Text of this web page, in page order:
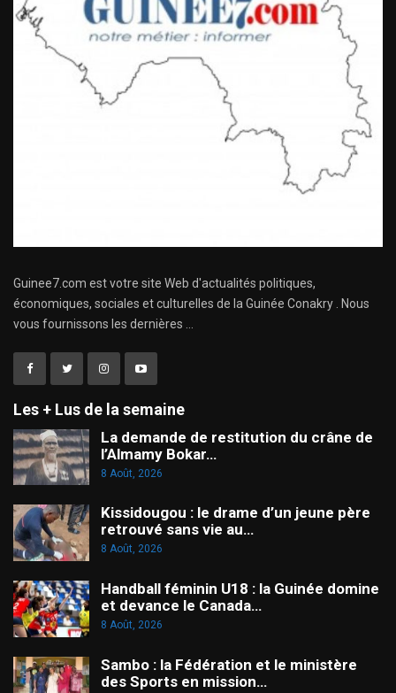
Guinee7.com est votre site Web d'actualités politiques,
économiques, sociales et culturelles de la Guinée Conakry . Nous
vous fournissons les dernières ...
Les + Lus de la semaine
La demande de restitution du crâne de
l’Almamy Bokar…
8 Août, 2026
Kissidougou : le drame d’un jeune père
retrouvé sans vie au…
8 Août, 2026
Handball féminin U18 : la Guinée domine
et devance le Canada…
8 Août, 2026
Sambo : la Fédération et le ministère
des Sports en mission…